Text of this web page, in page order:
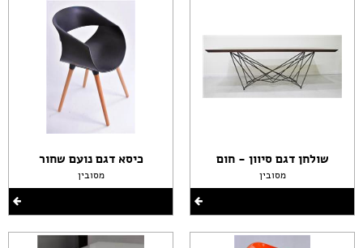
שולחן דגם סיוון - חום
מסובין
כיסא דגם נועם שחור
מסובין